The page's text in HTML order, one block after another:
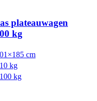
plateauwagen
kg
cm
kg
kg